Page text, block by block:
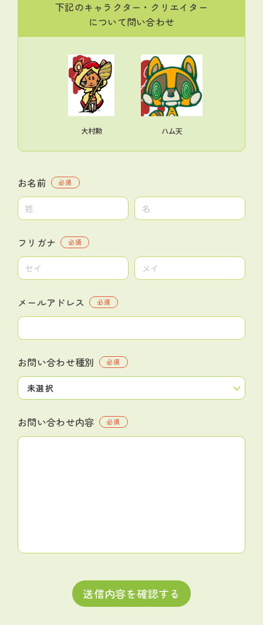
下記のキャラクター・クリエイター
について問い合わせ
大村勲 ハム天
お名前 必須
フリガナ 必須
メールアドレス 必須
お問い合わせ種別 必須
お問い合わせ内容 必須
送信内容を確認する